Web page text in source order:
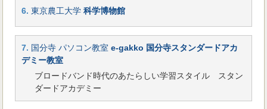
6. 東京農工大学 科学博物館
7. 国分寺 パソコン教室 e-gakko 国分寺スタンダードアカ
デミー教室
ブロードバンド時代のあたらしい学習スタイル スタン
ダードアカデミー